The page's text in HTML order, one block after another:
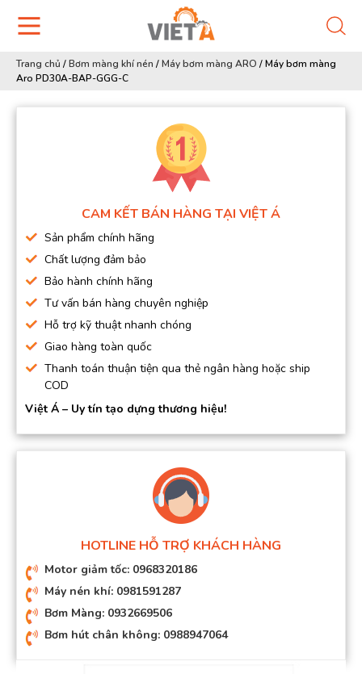
Trang chủ /Bơm màng khí nén /Máy bơm màng ARO /Máy bơm màng
Aro PD30A-BAP-GGG-C
CAM KẾT BÁN HÀNG TẠI VIỆT Á
Sản phẩm chính hãng
Chất lượng đảm bảo
Bảo hành chính hãng
Tư vấn bán hàng chuyên nghiệp
Hỗ trợ kỹ thuật nhanh chóng
Giao hàng toàn quốc
Thanh toán thuận tiện qua thẻ ngân hàng hoặc ship
COD
Việt Á – Uy tín tạo dựng thương hiệu!
HOTLINE HỖ TRỢ KHÁCH HÀNG
Motor giảm tốc: 0968320186
Máy nén khí: 0981591287
Bơm Màng: 0932669506
Bơm hút chân không: 0988947064